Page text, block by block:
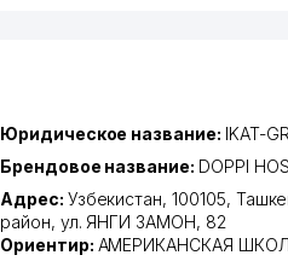
Юридическое название: IKAT-
Брендовое название: DOPPI
Адрес: Узбекистан, 100105,
район, ул. ЯНГИ ЗАМОН, 82
Ориентир: АМЕРИКАНСКАЯ